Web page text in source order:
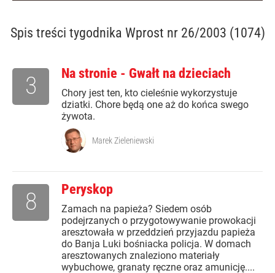
Spis treści tygodnika Wprost nr 26/2003 (1074)
Na stronie - Gwałt na dzieciach
Chory jest ten, kto cieleśnie wykorzystuje
dziatki. Chore będą one aż do końca swego
żywota.
3
Marek Zieleniewski
Peryskop
Zamach na papieża? Siedem osób
podejrzanych o przygotowywanie prowokacji
aresztowała w przeddzień przyjazdu papieża
do Banja Luki bośniacka policja. W domach
aresztowanych znaleziono materiały
wybuchowe, granaty ręczne oraz amunicję....
8